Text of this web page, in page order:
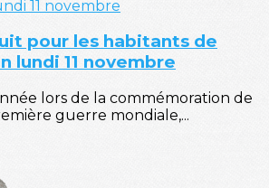
pour les habitants de
lundi 11 novembre
lors de la commémoration de
guerre mondiale,...